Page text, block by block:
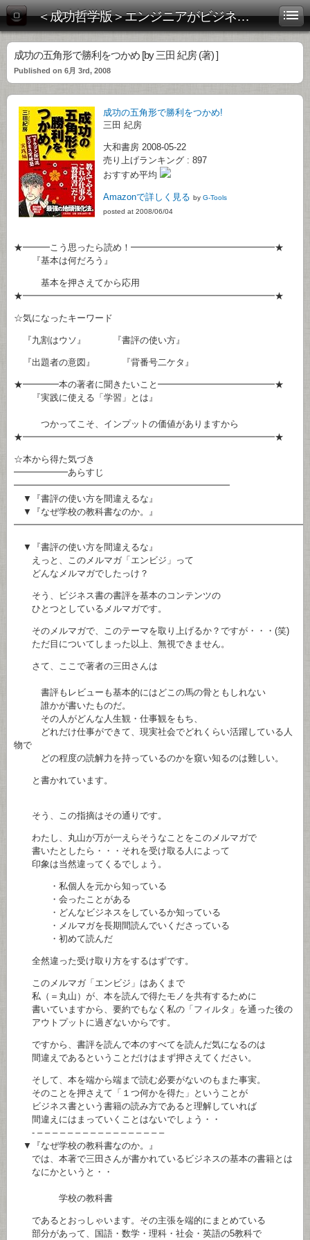
＜成功哲学版＞エンジニアがビジネス書を斬る！
成功の五角形で勝利をつかめ [by 三田 紀房 (著) ]
Published on 6月 3rd, 2008
成功の五角形で勝利をつかめ!
三田 紀房
大和書房 2008-05-22
売り上げランキング : 897
おすすめ平均
Amazonで詳しく見る by G-Tools
posted at 2008/06/04
★━━━こう思ったら読め！━━━━━━━━━━━━━━━━★
『基本は何だろう』
基本を押さえてから応用
★━━━━━━━━━━━━━━━━━━━━━━━━━━━━★
☆気になったキーワード
『九割はウソ』 『書評の使い方』
『出題者の意図』 『背番号二ケタ』
★━━━━本の著者に聞きたいこと━━━━━━━━━━━━━★
『実践に使える「学習」とは』
つかってこそ、インプットの価値がありますから
★━━━━━━━━━━━━━━━━━━━━━━━━━━━━★
☆本から得た気づき
━━━━━━あらすじ
━━━━━━━━━━━━━━━━━━━━━━━━
▼『書評の使い方を間違えるな』
▼『なぜ学校の教科書なのか。』
▼『書評の使い方を間違えるな』
えっと、このメルマガ「エンビジ」って
どんなメルマガでしたっけ？
そう、ビジネス書の書評を基本のコンテンツの
ひとつとしているメルマガです。
そのメルマガで、このテーマを取り上げるか？ですが・・・(笑)
ただ目についてしまった以上、無視できません。
さて、ここで著者の三田さんは
書評もレビューも基本的にはどこの馬の骨ともしれない
誰かが書いたものだ。
その人がどんな人生観・仕事観をもち、
どれだけ仕事ができて、現実社会でどれくらい活躍している人
物で
どの程度の読解力を持っているのかを窺い知るのは難しい。
と書かれています。
そう、この指摘はその通りです。
わたし、丸山が万が一えらそうなことをこのメルマガで
書いたとしたら・・・それを受け取る人によって
印象は当然違ってくるでしょう。
・私個人を元から知っている
・会ったことがある
・どんなビジネスをしているか知っている
・メルマガを長期間読んでいくださっている
・初めて読んだ
全然違った受け取り方をするはずです。
このメルマガ「エンビジ」はあくまで
私（＝丸山）が、本を読んで得たモノを共有するために
書いていますから、要約でもなく私の「フィルタ」を通った後の
アウトプットに過ぎないからです。
ですから、書評を読んで本のすべてを読んだ気になるのは
間違えであるということだけはまず押さえてください。
そして、本を端から端まで読む必要がないのもまた事実。
そのことを押さえて「１つ何かを得た」ということが
ビジネス書という書籍の読み方であると理解していれば
間違えにはまっていくことはないでしょう・・
- – – – – – – – – – – – – – – – – –
▼『なぜ学校の教科書なのか。』
では、本著で三田さんが書かれているビジネスの基本の書籍とは
なにかというと・・
学校の教科書
であるとおっしゃいます。その主張を端的にまとめている
部分があって、国語・数学・理科・社会・英語の5教科で